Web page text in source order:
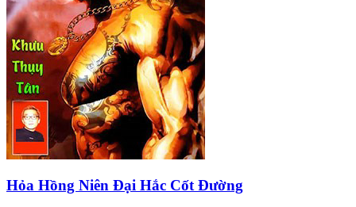
Hỏa Hồng Niên Đại Hắc Cốt Đường